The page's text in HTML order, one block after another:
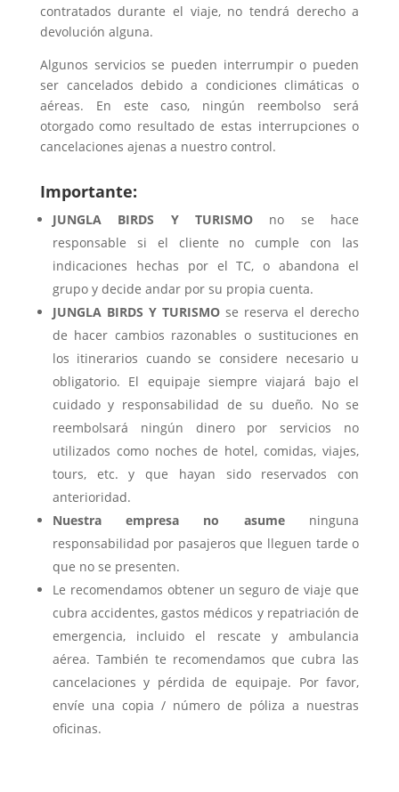
contratados durante el viaje, no tendrá derecho a
devolución alguna.
Algunos servicios se pueden interrumpir o pueden
ser cancelados debido a condiciones climáticas o
aéreas. En este caso, ningún reembolso será
otorgado como resultado de estas interrupciones o
cancelaciones ajenas a nuestro control.
Importante:
JUNGLA BIRDS Y TURISMO no se hace
responsable si el cliente no cumple con las
indicaciones hechas por el TC, o abandona el
grupo y decide andar por su propia cuenta.
JUNGLA BIRDS Y TURISMOse reserva el derecho
de hacer cambios razonables o sustituciones en
los itinerarios cuando se considere necesario u
obligatorio. El equipaje siempre viajará bajo el
cuidado y responsabilidad de su dueño. No se
reembolsará ningún dinero por servicios no
utilizados como noches de hotel, comidas, viajes,
tours, etc. y que hayan sido reservados con
anterioridad.
Nuestra empresa no asumeninguna
responsabilidad por pasajeros que lleguen tarde o
que no se presenten.
Le recomendamos obtener un seguro de viaje que
cubra accidentes, gastos médicos y repatriación de
emergencia, incluido el rescate y ambulancia
aérea. También te recomendamos que cubra las
cancelaciones y pérdida de equipaje. Por favor,
envíe una copia / número de póliza a nuestras
oficinas.